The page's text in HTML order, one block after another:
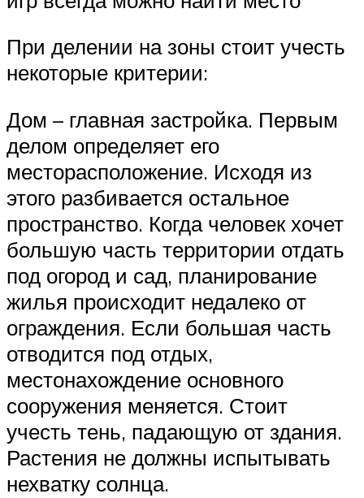
При делении на зоны стоит учесть
некоторые критерии:
Дом – главная застройка. Первым
делом определяет его
месторасположение. Исходя из
этого разбивается остальное
пространство. Когда человек хочет
большую часть территории отдать
под огород и сад, планирование
жилья происходит недалеко от
ограждения. Если большая часть
отводится под отдых,
местонахождение основного
сооружения меняется. Стоит
учесть тень, падающую от здания.
Растения не должны испытывать
нехватку солнца.